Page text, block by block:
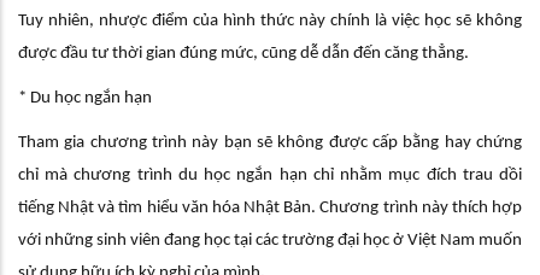
Tuy nhiên, nhược điểm của hình thức này chính là việc học sẽ không
được đầu tư thời gian đúng mức, cũng dễ dẫn đến căng thẳng.
* Du học ngắn hạn
Tham gia chương trình này bạn sẽ không được cấp bằng hay chứng
chỉ mà chương trình du học ngắn hạn chỉ nhằm mục đích trau dồi
tiếng Nhật và tìm hiểu văn hóa Nhật Bản. Chương trình này thích hợp
với những sinh viên đang học tại các trường đại học ở Việt Nam muốn